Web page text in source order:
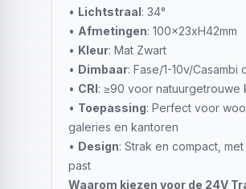
• Lichtstraal: 34°
• Afmetingen: 100x23xH42mm
• Kleur: Mat Zwart
• Dimbaar: Fase/1-10v/Casambi
• CRI: ≥90 voor natuurgetrouwe
• Toepassing: Perfect voor
galeries en kantoren
• Design: Strak en compact,
past
Waarom kiezen voor de 24V